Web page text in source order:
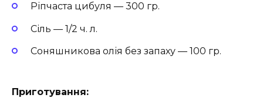
Ріпчаста цибуля — 300 гр.
Сіль — 1/2 ч. л.
Соняшникова олія без запаху — 100 гр.
Приготування: